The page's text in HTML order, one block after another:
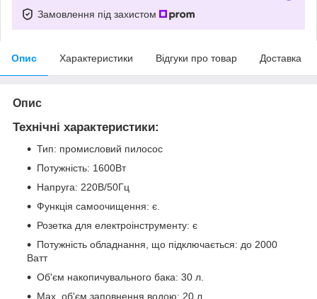
Замовлення під захистом
Опис Характеристики Відгуки про товар Доставка
Опис
Технічні характеристики:
Тип: промисловий пилосос
Потужність: 1600Вт
Напруга: 220В/50Гц
Функція самоочищення: є.
Розетка для електроінструменту: є
Потужність обладнання, що підключається: до 2000
Ватт
Об'єм накопичувального бака: 30 л.
Мах. об'єм заповнення водою: 20 л.